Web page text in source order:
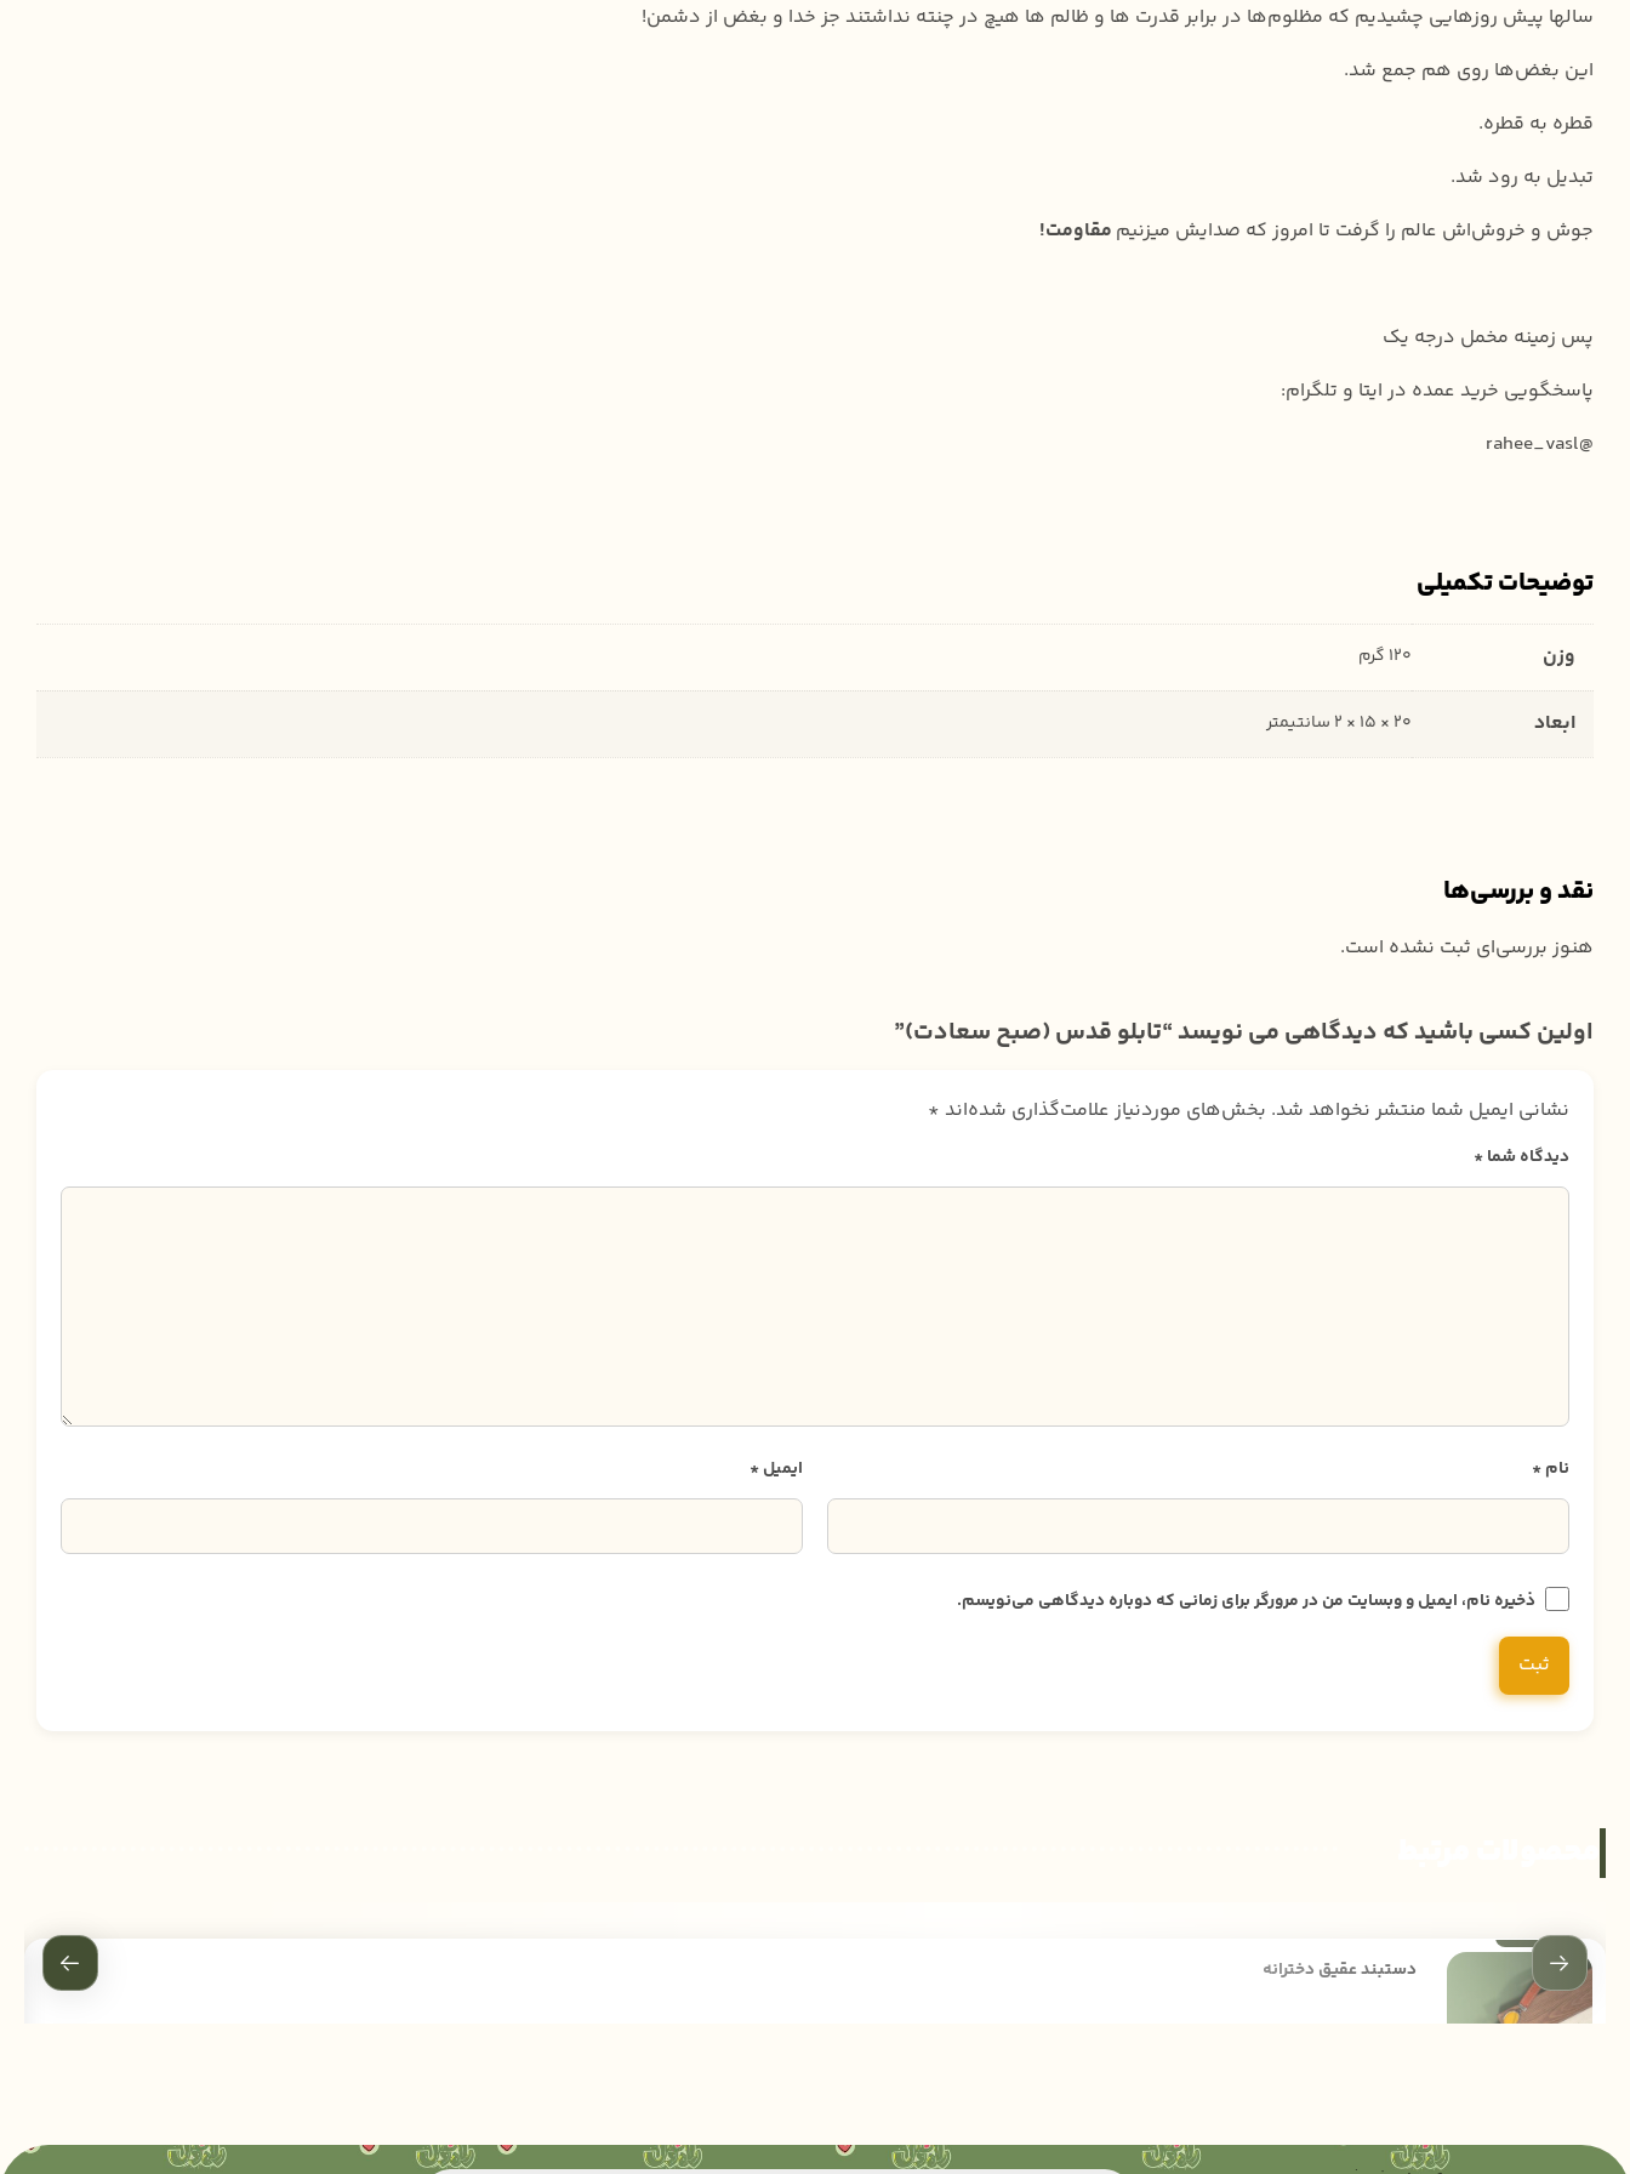
سالها پیش روزهایی چشیدیم که مظلوم‌ها در برابر قدرت ها و ظالم ها هیچ در چنته نداشتند جز خدا و بغض از دشمن!
این بغض‌ها روی هم جمع شد.
قطره به قطره.
تبدیل به رود شد.
جوش و خروش‌اش عالم را گرفت تا امروز که صدایش میزنیم مقاومت!
پس زمینه مخمل درجه یک
پاسخگویی خرید عمده در ایتا و تلگرام:
@rahee_vasl
توضیحات تکمیلی
وزن 120 گرم
ابعاد 20 × 15 × 2 سانتیمتر
نقد و بررسی‌ها
هنوز بررسی‌ای ثبت نشده است.
اولین کسی باشید که دیدگاهی می نویسد “تابلو قدس (صبح سعادت)”
نشانی ایمیل شما منتشر نخواهد شد. بخش‌های موردنیاز علامت‌گذاری شده‌اند *
دیدگاه شما*
نام* ایمیل*
ذخیره نام، ایمیل و وبسایت من در مرورگر برای زمانی که دوباره دیدگاهی می‌نویسم.
دستبند عقیق دخترانه